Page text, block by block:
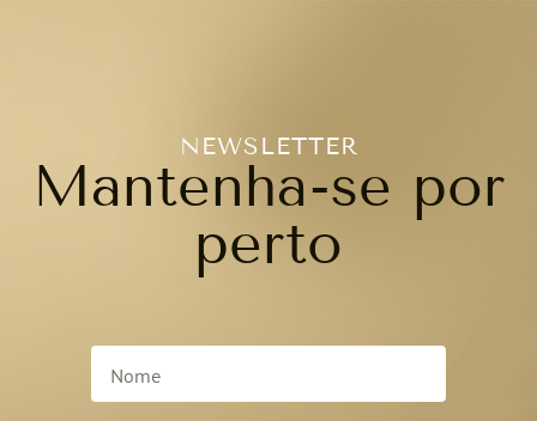
NEWSLETTER
Mantenha-se por
perto